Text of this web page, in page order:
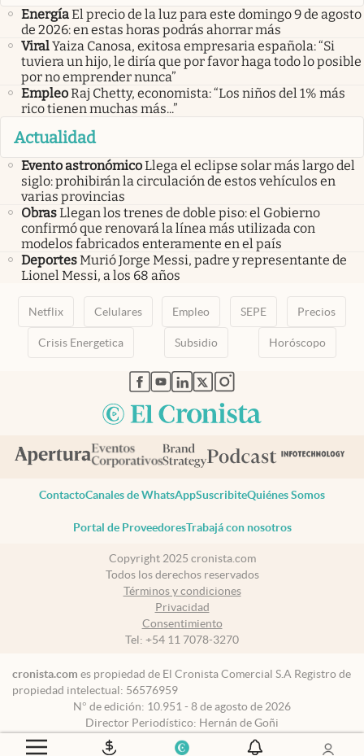
EnergíaEl precio de la luz para este domingo 9 de agosto
de 2026: en estas horas podrás ahorrar más
ViralYaiza Canosa, exitosa empresaria española: “Si
tuviera un hijo, le diría que por favor haga todo lo posible
por no emprender nunca”
EmpleoRaj Chetty, economista: “Los niños del 1% más
rico tienen muchas más...”
Actualidad
Evento astronómicoLlega el eclipse solar más largo del
siglo: prohibirán la circulación de estos vehículos en
varias provincias
ObrasLlegan los trenes de doble piso: el Gobierno
confirmó que renovará la línea más utilizada con
modelos fabricados enteramente en el país
DeportesMurió Jorge Messi, padre y representante de
Lionel Messi, a los 68 años
Netflix Celulares Empleo SEPE Precios
Crisis Energetica Subsidio Horóscopo
abre en nueva pestaña
abre en nueva pestaña
abre en nueva pestaña
abre en nueva pestaña
abre en nueva pestaña
ContactoCanales de WhatsAppSuscribiteQuiénes Somos
Portal de ProveedoresTrabajá con nosotros
Copyright 2025 cronista.com
Todos los derechos reservados
Términos y condiciones
Privacidad
Consentimiento
Tel: +54 11 7078-3270
cronista.com es propiedad de El Cronista Comercial S.A Registro de
propiedad intelectual: 56576959
N° de edición: 10.951 - 8 de agosto de 2026
Director Periodístico: Hernán de Goñi